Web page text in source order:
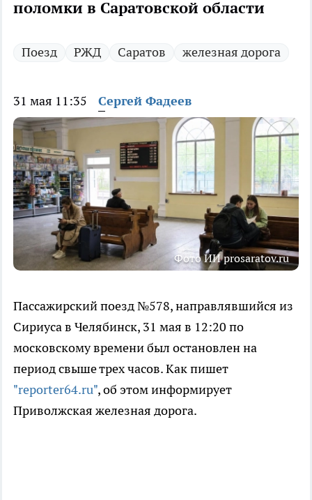
поломки в Саратовской области
Поезд РЖД Саратов железная дорога
31 мая 11:35 Сергей Фадеев
Фото ИИ prosaratov.ru
Пассажирский поезд №578, направлявшийся из
Сириуса в Челябинск, 31 мая в 12:20 по
московскому времени был остановлен на
период свыше трех часов. Как пишет
"reporter64.ru", об этом информирует
Приволжская железная дорога.